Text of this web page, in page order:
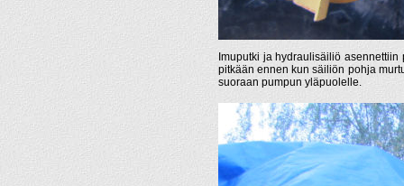
Imuputki ja hydraulisäiliö
pitkään ennen kun säiliön pohja
suoraan pumpun yläpuolelle.